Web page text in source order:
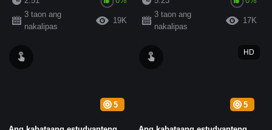
hind...3 taon ang
nakalipas
19K
3 taon ang
nakalipas
17K
5 5
HD